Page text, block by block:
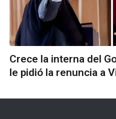
Crece la interna del
le pidió la renuncia a